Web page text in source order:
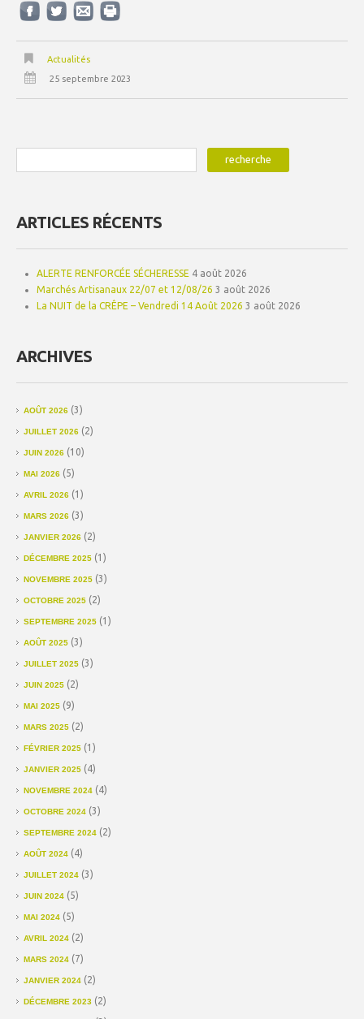
Actualités
25 septembre 2023
ARTICLES RÉCENTS
ALERTE RENFORCÉE SÉCHERESSE 4 août 2026
Marchés Artisanaux 22/07 et 12/08/26 3 août 2026
La NUIT de la CRÊPE – Vendredi 14 Août 2026 3 août 2026
ARCHIVES
AOÛT 2026 (3)
JUILLET 2026 (2)
JUIN 2026 (10)
MAI 2026 (5)
AVRIL 2026 (1)
MARS 2026 (3)
JANVIER 2026 (2)
DÉCEMBRE 2025 (1)
NOVEMBRE 2025 (3)
OCTOBRE 2025 (2)
SEPTEMBRE 2025 (1)
AOÛT 2025 (3)
JUILLET 2025 (3)
JUIN 2025 (2)
MAI 2025 (9)
MARS 2025 (2)
FÉVRIER 2025 (1)
JANVIER 2025 (4)
NOVEMBRE 2024 (4)
OCTOBRE 2024 (3)
SEPTEMBRE 2024 (2)
AOÛT 2024 (4)
JUILLET 2024 (3)
JUIN 2024 (5)
MAI 2024 (5)
AVRIL 2024 (2)
MARS 2024 (7)
JANVIER 2024 (2)
DÉCEMBRE 2023 (2)